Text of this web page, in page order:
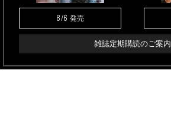
8/6 発売
雑誌定期購読のご案内